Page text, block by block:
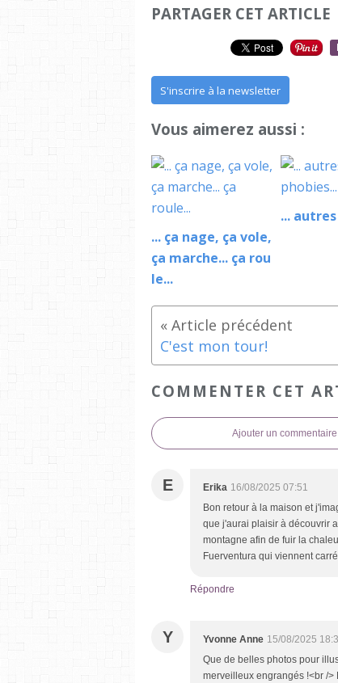
PARTAGER CET ARTICLE
S'inscrire à la newsletter
Vous aimerez aussi :
... ça nage, ça vole,
ça marche... ça rou
le...
...
C'est mon tour!
COMMENTER CET
Ajouter un commentaire
E Erika 16/08/2025 07:51
Bon retour à la maison et
que j'aurai plaisir à découvrir
montagne afin de fuir la
Fuerventura qui viennent
Répondre
Y Yvonne Anne 15/08/2025
Que de belles photos pour
merveilleux engrangés !<br /